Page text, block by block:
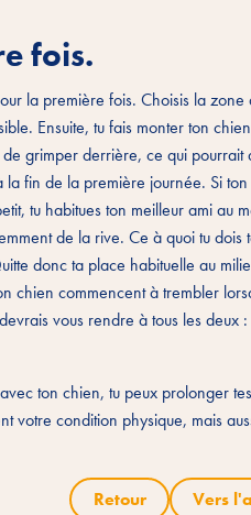
fois.
la première fois. Choisis la
Ensuite, tu fais monter ton
grimper derrière, ce qui
fin de la première journée. Si
tu habitues ton meilleur ami
de la rive. Ce à quoi tu
donc ta place habituelle au
chien commencent à trembler
vous rendre à tous les
ton chien, tu peux prolonger
votre condition physique, mais
Retour Vers